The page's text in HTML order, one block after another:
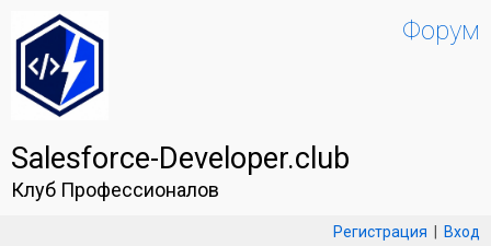
Salesforce-Developer.club
Клуб Профессионалов
Форум
Регистрация Вход